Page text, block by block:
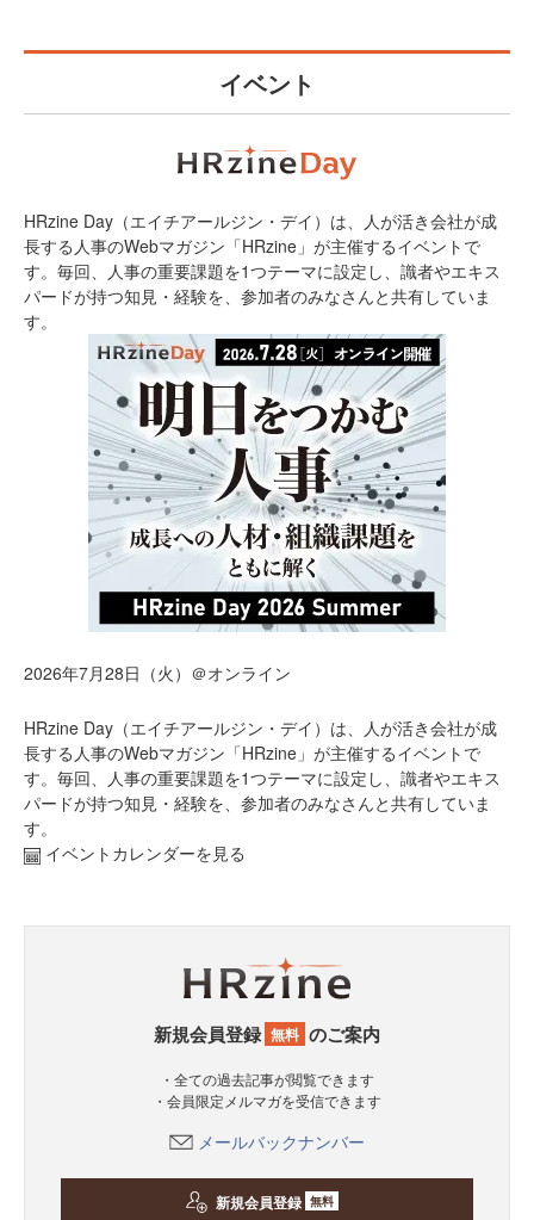
イベント
HRzine Day（エイチアールジン・デイ）は、人が活き会社が成
長する人事のWebマガジン「HRzine」が主催するイベントで
す。毎回、人事の重要課題を1つテーマに設定し、識者やエキス
パードが持つ知見・経験を、参加者のみなさんと共有していま
す。
2026年7月28日（火）＠オンライン
HRzine Day（エイチアールジン・デイ）は、人が活き会社が成
長する人事のWebマガジン「HRzine」が主催するイベントで
す。毎回、人事の重要課題を1つテーマに設定し、識者やエキス
パードが持つ知見・経験を、参加者のみなさんと共有していま
す。
イベントカレンダーを見る
新規会員登録 無料 のご案内
・全ての過去記事が閲覧できます
・会員限定メルマガを受信できます
メールバックナンバー
新規会員登録 無料